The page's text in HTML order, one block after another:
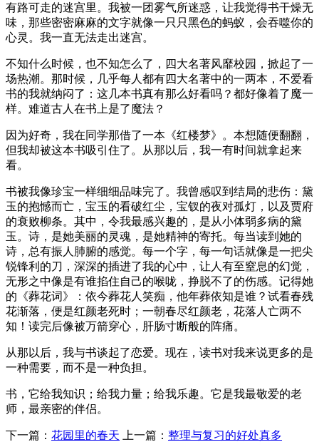
有路可走的迷宫里。我被一团雾气所迷惑，让我觉得书干燥无
味，那些密密麻麻的文字就像一只只黑色的蚂蚁，会吞噬你的
心灵。我一直无法走出迷宫。
不知什么时候，也不知怎么了，四大名著风靡校园，掀起了一
场热潮。那时候，几乎每人都有四大名著中的一两本，不爱看
书的我就纳闷了：这几本书真有那么好看吗？都好像着了魔一
样。难道古人在书上是了魔法？
因为好奇，我在同学那借了一本《红楼梦》。本想随便翻翻，
但我却被这本书吸引住了。从那以后，我一有时间就拿起来
看。
书被我像珍宝一样细细品味完了。我曾感叹到结局的悲伤：黛
玉的抱憾而亡，宝玉的看破红尘，宝钗的夜对孤灯，以及贾府
的衰败柳条。其中，令我最感兴趣的，是从小体弱多病的黛
玉。诗，是她美丽的灵魂，是她精神的寄托。每当读到她的
诗，总有振人肺腑的感觉。每一个字，每一句话就像是一把尖
锐锋利的刀，深深的插进了我的心中，让人有至窒息的幻觉，
无形之中像是有谁掐住自己的喉咙，挣脱不了的伤感。记得她
的《葬花词》：依今葬花人笑痴，他年葬依知是谁？试看春残
花渐落，便是红颜老死时；一朝春尽红颜老，花落人亡两不
知！读完后像被万箭穿心，肝肠寸断般的阵痛。
从那以后，我与书谈起了恋爱。现在，读书对我来说更多的是
一种需要，而不是一种负担。
书，它给我知识；给我力量；给我乐趣。它是我最敬爱的老
师，最亲密的伴侣。
下一篇： 花园里的春天 上一篇： 整理与复习的好处真多